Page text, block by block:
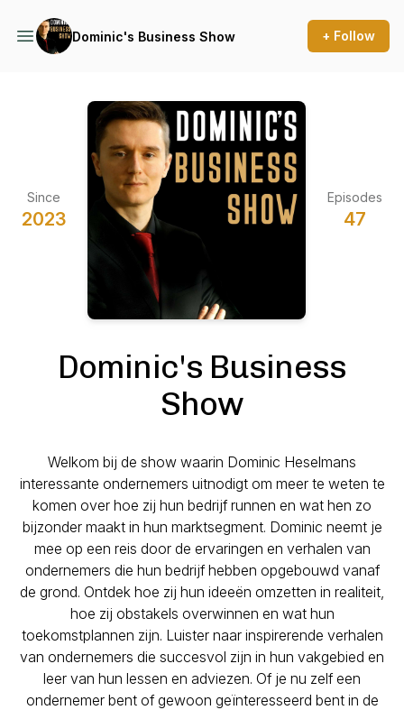
Dominic's Business Show + Follow
Since
2023
Episodes
47
Dominic's Business
Show
Welkom bij de show waarin Dominic Heselmans
interessante ondernemers uitnodigt om meer te weten te
komen over hoe zij hun bedrijf runnen en wat hen zo
bijzonder maakt in hun marktsegment. Dominic neemt je
mee op een reis door de ervaringen en verhalen van
ondernemers die hun bedrijf hebben opgebouwd vanaf
de grond. Ontdek hoe zij hun ideeën omzetten in realiteit,
hoe zij obstakels overwinnen en wat hun
toekomstplannen zijn. Luister naar inspirerende verhalen
van ondernemers die succesvol zijn in hun vakgebied en
leer van hun lessen en adviezen. Of je nu zelf een
ondernemer bent of gewoon geïnteresseerd bent in de